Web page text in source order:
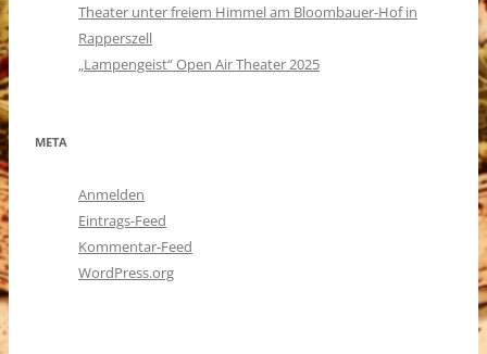
Theater unter freiem Himmel am Bloombauer-Hof in
Rapperszell
„Lampengeist“ Open Air Theater 2025
META
Anmelden
Eintrags-Feed
Kommentar-Feed
WordPress.org